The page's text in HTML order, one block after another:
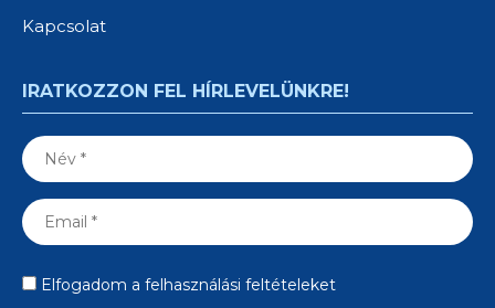
Kapcsolat
IRATKOZZON FEL HÍRLEVELÜNKRE!
Elfogadom a felhasználási feltételeket